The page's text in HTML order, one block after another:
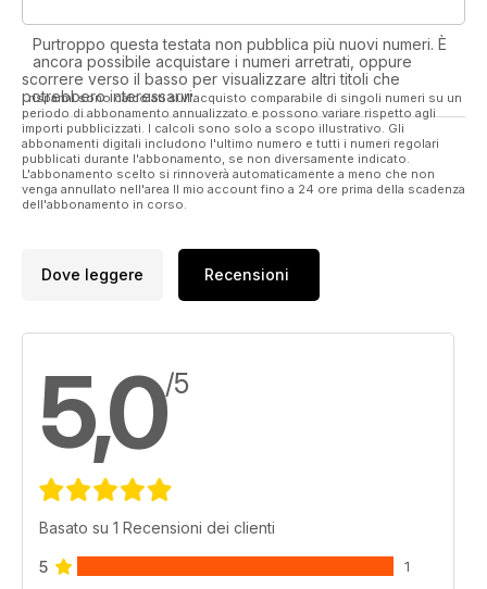
Purtroppo questa testata non pubblica più nuovi numeri. È
ancora possibile acquistare i numeri arretrati, oppure
scorrere verso il basso per visualizzare altri titoli che
potrebbero interessarvi.
I risparmi sono calcolati sull'acquisto comparabile di singoli numeri su un
periodo di abbonamento annualizzato e possono variare rispetto agli
importi pubblicizzati. I calcoli sono solo a scopo illustrativo. Gli
abbonamenti digitali includono l'ultimo numero e tutti i numeri regolari
pubblicati durante l'abbonamento, se non diversamente indicato.
L'abbonamento scelto si rinnoverà automaticamente a meno che non
venga annullato nell'area Il mio account fino a 24 ore prima della scadenza
dell'abbonamento in corso.
Dove leggere Recensioni
5,0/5
Basato su 1 Recensioni dei clienti
5 1